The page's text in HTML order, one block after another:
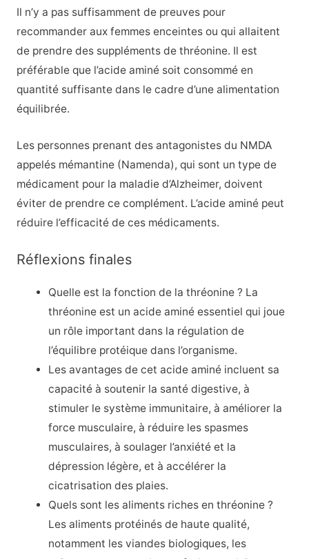
Il n’y a pas suffisamment de preuves pour
recommander aux femmes enceintes ou qui allaitent
de prendre des suppléments de thréonine. Il est
préférable que l’acide aminé soit consommé en
quantité suffisante dans le cadre d’une alimentation
équilibrée.
Les personnes prenant des antagonistes du NMDA
appelés mémantine (Namenda), qui sont un type de
médicament pour la maladie d’Alzheimer, doivent
éviter de prendre ce complément. L’acide aminé peut
réduire l’efficacité de ces médicaments.
Réflexions finales
Quelle est la fonction de la thréonine ? La
thréonine est un acide aminé essentiel qui joue
un rôle important dans la régulation de
l’équilibre protéique dans l’organisme.
Les avantages de cet acide aminé incluent sa
capacité à soutenir la santé digestive, à
stimuler le système immunitaire, à améliorer la
force musculaire, à réduire les spasmes
musculaires, à soulager l’anxiété et la
dépression légère, et à accélérer la
cicatrisation des plaies.
Quels sont les aliments riches en thréonine ?
Les aliments protéinés de haute qualité,
notamment les viandes biologiques, les